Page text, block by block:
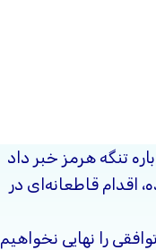
تنگه هرمز خبر داد
اقدام قاطعانه‌ای در
را نهایی نخواهیم